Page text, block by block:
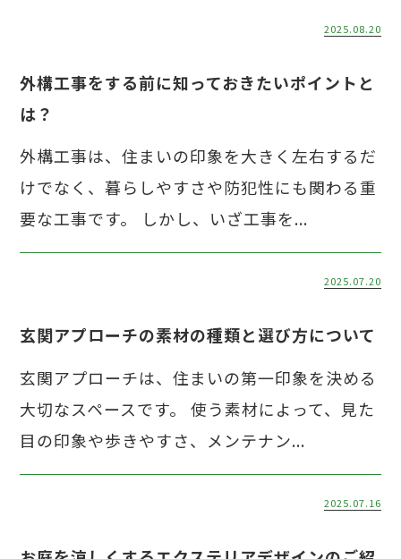
2025.08.20
外構工事をする前に知っておきたいポイントと
は？
外構工事は、住まいの印象を大きく左右するだ
けでなく、暮らしやすさや防犯性にも関わる重
要な工事です。 しかし、いざ工事を...
2025.07.20
玄関アプローチの素材の種類と選び方について
玄関アプローチは、住まいの第一印象を決める
大切なスペースです。 使う素材によって、見た
目の印象や歩きやすさ、メンテナン...
2025.07.16